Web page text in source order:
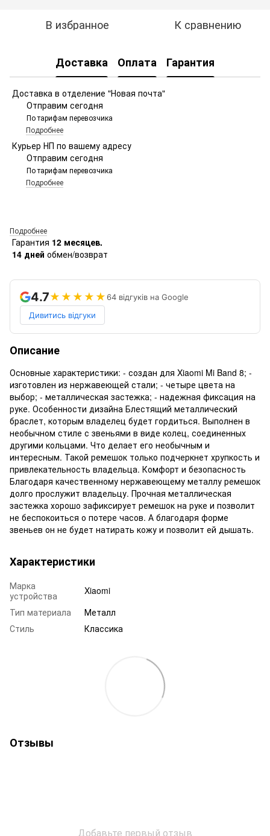
В избранное К сравнению
Доставка Оплата Гарантия
Доставка в отделение "Новая почта"
Отправим сегодня
По тарифам перевозчика
Подробнее
Курьер НП по вашему адресу
Отправим сегодня
По тарифам перевозчика
Подробнее
Подробнее
Гарантия 12 месяцев.
14 дней обмен/возврат
4.7★★★★★64 відгуків на Google
Дивитись відгуки
Описание
Основные характеристики: - создан для Xiaomi Mi Band 8; -
изготовлен из нержавеющей стали; - четыре цвета на
выбор; - металлическая застежка; - надежная фиксация на
руке. Особенности дизайна Блестящий металлический
браслет, которым владелец будет гордиться. Выполнен в
необычном стиле с звеньями в виде колец, соединенных
другими кольцами. Что делает его необычным и
интересным. Такой ремешок только подчеркнет хрупкость и
привлекательность владельца. Комфорт и безопасность
Благодаря качественному нержавеющему металлу ремешок
долго прослужит владельцу. Прочная металлическая
застежка хорошо зафиксирует ремешок на руке и позволит
не беспокоиться о потере часов. А благодаря форме
звеньев он не будет натирать кожу и позволит ей дышать.
Характеристики
Марка
устройства
Xiaomi
Тип материала
Металл
Стиль
Классика
Отзывы
Добавьте первый отзыв